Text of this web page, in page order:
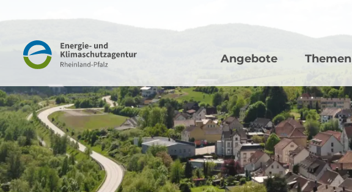
Navigation Hauptnavigation
Angebote Themen